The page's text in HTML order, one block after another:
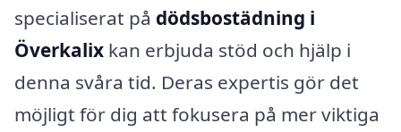
specialiserat på dödsbostädning i
Överkalix kan erbjuda stöd och hjälp i
denna svåra tid. Deras expertis gör det
möjligt för dig att fokusera på mer viktiga